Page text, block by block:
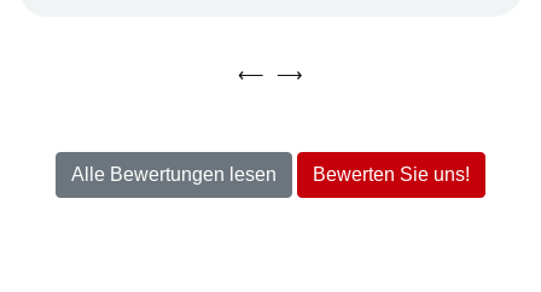
⟵ ⟶
Alle Bewertungen lesen Bewerten Sie uns!